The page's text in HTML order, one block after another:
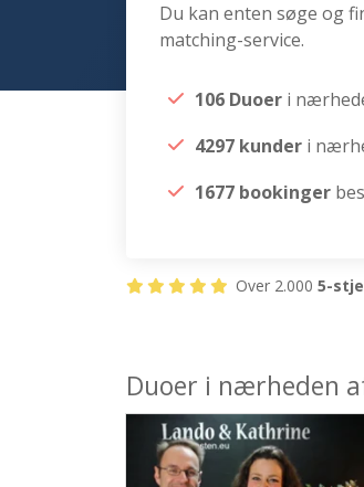
Du kan enten søge og
matching-service.
106 Duoer i
4297 kunder i
1677 bookinger
Over 2.000 5-
Duoer i nærheden